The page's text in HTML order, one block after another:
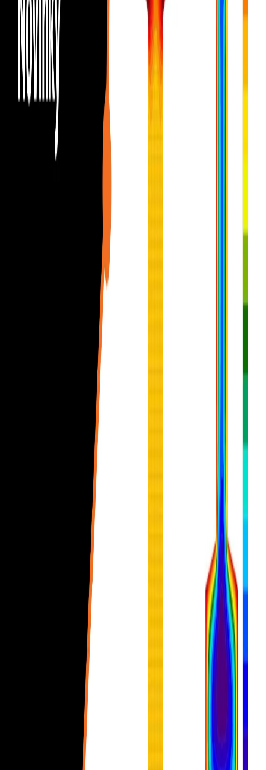
Teoretické základy
Vylepšené uživatelské rozhraní v Detailu
Všechny aplikace: Vyhledávací pole
Klávesové zkratky v aplikacích IDEA StatiCa
Jednotné uživatelské rozhraní pro kartu Materiály v Detailu
CHECKBOT (BIM LINKS)